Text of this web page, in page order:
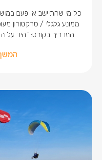
כל מי שהתיישב אי פעם
ממונע גלגלי / טרקטורון
המדריך בקורס: "היד על